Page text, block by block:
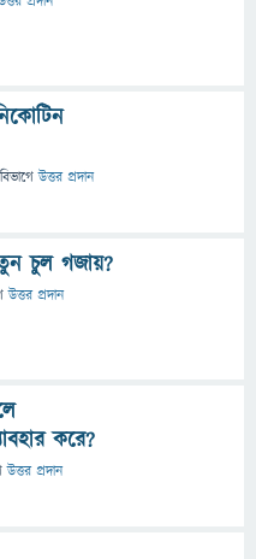
উত্তর প্রদান
চুল গজায়?
উত্তর প্রদান
করে?
উত্তর প্রদান